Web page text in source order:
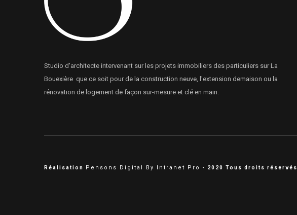
Studio d'architecte intervenant sur les projets immobiliers des particuliers sur La
Bouexière que ce soit pour de la construction neuve, l'extension demaison ou la
rénovation de logement de façon sur-mesure et clé en main.
Réalisation Pensons Digital By Intranet Pro - 2020 Tous droits réservés